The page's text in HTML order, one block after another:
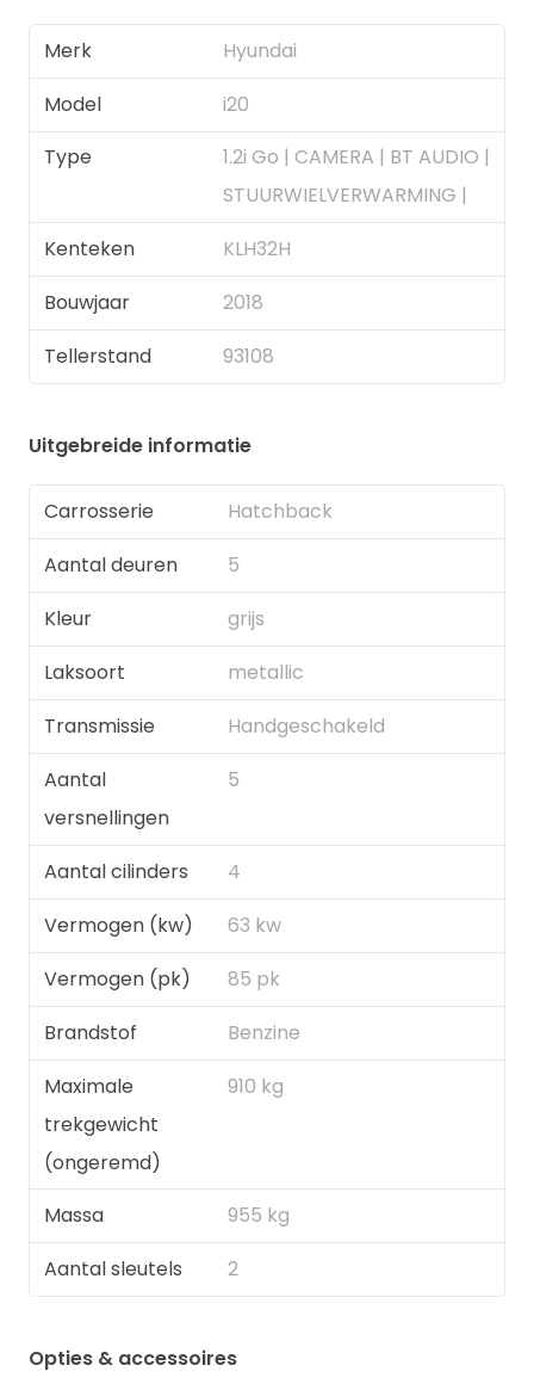
Merk
Hyundai
Model
i20
Type
1.2i Go | CAMERA | BT AUDIO |
STUURWIELVERWARMING |
Kenteken
KLH32H
Bouwjaar
2018
Tellerstand
93108
Uitgebreide informatie
Carrosserie
Hatchback
Aantal deuren
5
Kleur
grijs
Laksoort
metallic
Transmissie
Handgeschakeld
Aantal
versnellingen
5
Aantal cilinders
4
Vermogen (kw)
63 kw
Vermogen (pk)
85 pk
Brandstof
Benzine
Maximale
trekgewicht
(ongeremd)
910 kg
Massa
955 kg
Aantal sleutels
2
Opties & accessoires